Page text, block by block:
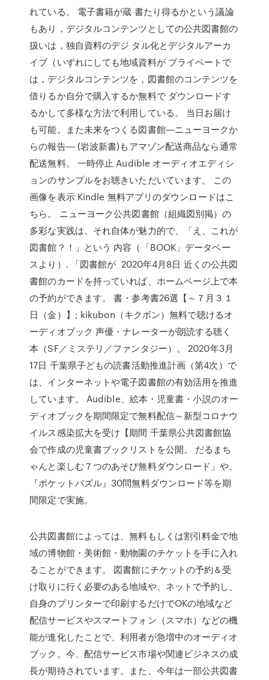
れている。 電子書籍が蔵 書たり得るかという議論
もあり，デジタルコンテンツとしての公共図書館の
扱いは，独自資料のデジ タル化とデジタルアーカ
イブ（いずれにしても地域資料が プライベートで
は，デジタルコンテンツを，図書館のコンテンツを
借りるか自分で購入するか無料で ダウンロードす
るかして多様な方法で利用している。 当日お届け
も可能。また未来をつくる図書館―ニューヨークか
らの報告― (岩波新書)もアマゾン配送商品なら通常
配送無料。 一時停止 Audible オーディオエディシ
ョンのサンプルをお聴きいただいています。 この
画像を表示 Kindle 無料アプリのダウンロードはこ
ちら。 ニューヨーク公共図書館（組織図別掲）の
多彩な実践は、それ自体が魅力的で、「え、これが
図書館？！」という 内容（「BOOK」データベー
スより）. 「図書館が 2020年4月8日 近くの公共図
書館のカードを持っていれば、ホームページ上で本
の予約ができます。 書・参考書26選【～７月３１
日（金）】; kikubon（キクボン）無料で聴けるオ
ーディオブック 声優・ナレーターが朗読する聴く
本（SF／ミステリ／ファンタジー）。 2020年3月
17日 千葉県子どもの読書活動推進計画（第4次）で
は、インターネットや電子図書館の有効活用を推進
しています。 Audible、絵本・児童書・小説のオー
ディオブックを期間限定で無料配信～新型コロナウ
イルス感染拡大を受け【期間 千葉県公共図書館協
会で作成の児童書ブックリストを公開。 だるまち
ゃんと楽しむ７つのあそび無料ダウンロード」や、
『ポケットパズル』30問無料ダウンロード等を期
間限定で実施。
公共図書館によっては、無料もしくは割引料金で地
域の博物館・美術館・動物園のチケットを手に入れ
ることができます。 図書館にチケットの予約＆受
け取りに行く必要のある地域や、ネットで予約し、
自身のプリンターで印刷するだけでOKの地域など
配信サービスやスマートフォン（スマホ）などの機
能が進化したことで、利用者が急増中のオーディオ
ブック。今、配信サービス市場や関連ビジネスの成
長が期待されています。また、今年は一部公共図書